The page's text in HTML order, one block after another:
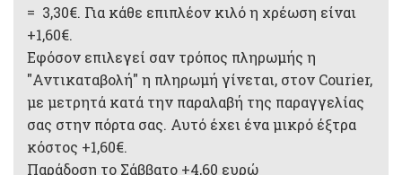
= 3,30€. Για κάθε επιπλέον κιλό η χρέωση είναι
+1,60€.
Εφόσον επιλεγεί σαν τρόπος πληρωμής η
"Αντικαταβολή" η πληρωμή γίνεται, στον Courier,
με μετρητά κατά την παραλαβή της παραγγελίας
σας στην πόρτα σας. Αυτό έχει ένα μικρό έξτρα
κόστος +1,60€.
Παράδοση το Σάββατο +4,60 ευρώ